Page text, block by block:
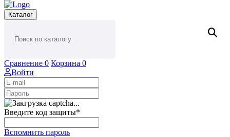
Каталог
Сравнение 0 Корзина 0
Войти
Введите код защиты*
Вспомнить пароль